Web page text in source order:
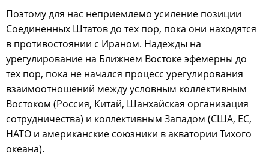
Поэтому для нас неприемлемо усиление позиции
Соединенных Штатов до тех пор, пока они находятся
в противостоянии с Ираном. Надежды на
урегулирование на Ближнем Востоке эфемерны до
тех пор, пока не начался процесс урегулирования
взаимоотношений между условным коллективным
Востоком (Россия, Китай, Шанхайская организация
сотрудничества) и коллективным Западом (США, ЕС,
НАТО и американские союзники в акватории Тихого
океана).